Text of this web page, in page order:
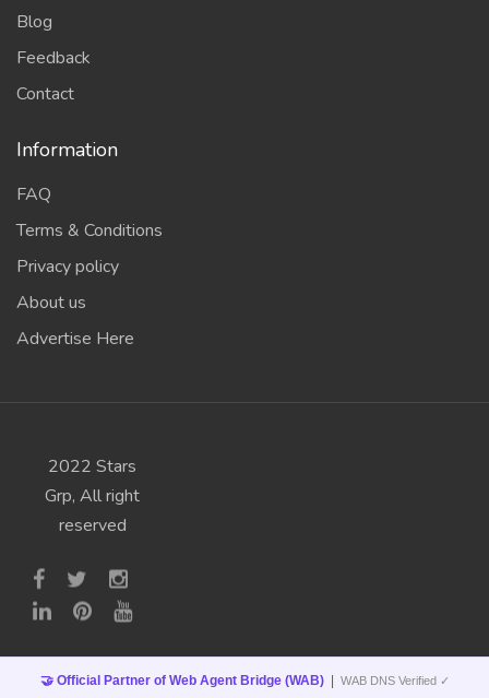
Blog
Feedback
Contact
Information
FAQ
Terms & Conditions
Privacy policy
About us
Advertise Here
2022 Stars
Grp, All right
reserved
🤝 Official Partner of Web Agent Bridge (WAB)| WAB DNS Verified ✓